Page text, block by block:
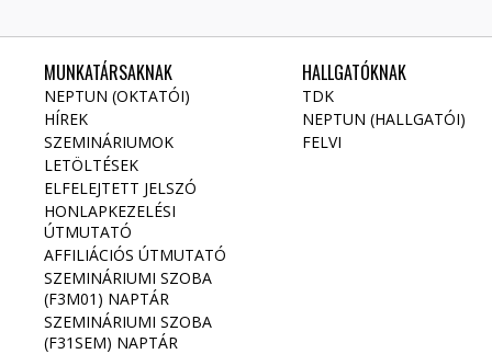
MUNKATÁRSAKNAK
NEPTUN (OKTATÓI)
HÍREK
SZEMINÁRIUMOK
LETÖLTÉSEK
ELFELEJTETT JELSZÓ
HONLAPKEZELÉSI
ÚTMUTATÓ
AFFILIÁCIÓS ÚTMUTATÓ
SZEMINÁRIUMI SZOBA
(F3M01) NAPTÁR
SZEMINÁRIUMI SZOBA
(F31SEM) NAPTÁR
HALLGATÓKNAK
TDK
NEPTUN (HALLGATÓI)
FELVI